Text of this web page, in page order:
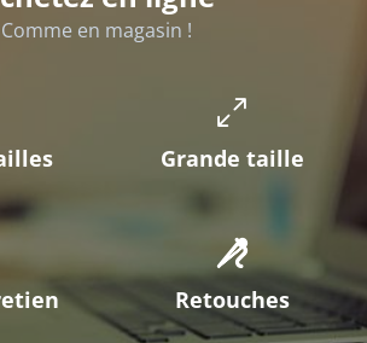
Comme en magasin !
Grande taille
Retouches